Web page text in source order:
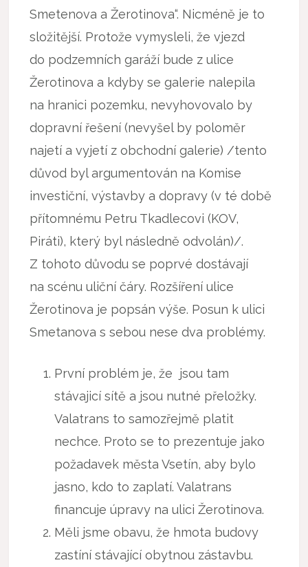
Smetenova a Žerotinova“. Nicméně je to
složitější. Protože vymysleli, že vjezd
do podzemních garáží bude z ulice
Žerotinova a kdyby se galerie nalepila
na hranici pozemku, nevyhovovalo by
dopravní řešení (nevyšel by poloměr
najetí a vyjetí z obchodní galerie) /tento
důvod byl argumentován na Komise
investiční, výstavby a dopravy (v té době
přítomnému Petru Tkadlecovi (KOV,
Piráti), který byl následně odvolán)/.
Z tohoto důvodu se poprvé dostávají
na scénu uliční čáry. Rozšíření ulice
Žerotinova je popsán výše. Posun k ulici
Smetanova s sebou nese dva problémy.
První problém je, že jsou tam
stávajicí sítě a jsou nutné přeložky.
Valatrans to samozřejmě platit
nechce. Proto se to prezentuje jako
požadavek města Vsetín, aby bylo
jasno, kdo to zaplatí. Valatrans
financuje úpravy na ulici Žerotinova.
Měli jsme obavu, že hmota budovy
zastíní stávající obytnou zástavbu.